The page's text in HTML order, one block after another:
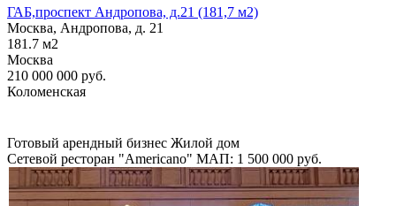
ГАБ,проспект Андропова, д.21 (181,7 м2)
Москва, Андропова, д. 21
181.7 м2
Москва
210 000 000 руб.
Коломенская
Готовый арендный бизнес Жилой дом
Сетевой ресторан "Americano" МАП: 1 500 000 руб.